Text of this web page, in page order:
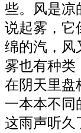
些。风是凉
说起雾，它
绵的汽，风
雾也有种类
在阴天里盘
一本本不同
这雨声听久